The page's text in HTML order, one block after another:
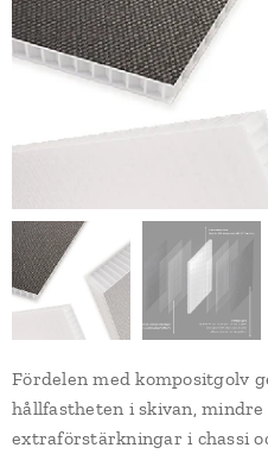
Fördelen med kompositgolv
hållfastheten i skivan,
extraförstärkningar i chassi